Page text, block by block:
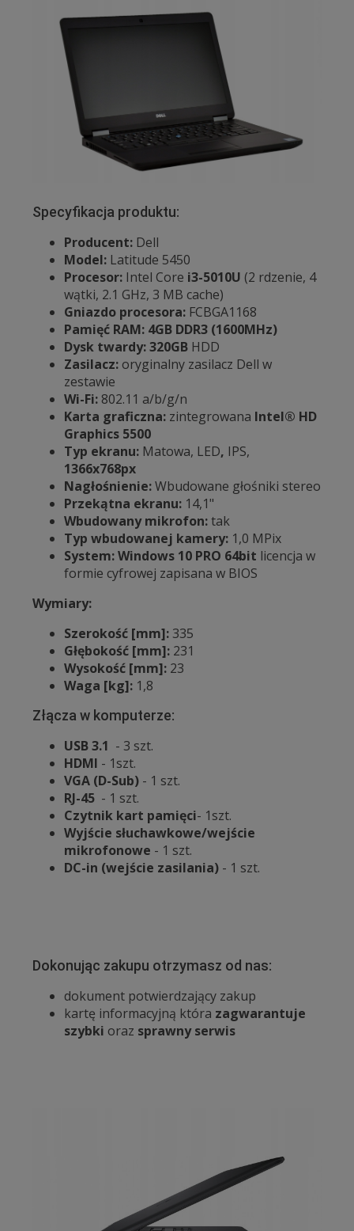
Specyfikacja produktu:
Producent: Dell
Model: Latitude 5450
Procesor: Intel Core i3-5010U (2 rdzenie, 4
wątki, 2.1 GHz, 3 MB cache)
Gniazdo procesora: FCBGA1168
Pamięć RAM: 4GB DDR3 (1600MHz)
Dysk twardy: 320GB HDD
Zasilacz: oryginalny zasilacz Dell w
zestawie
Wi-Fi: 802.11 a/b/g/n
Karta graficzna: zintegrowana Intel® HD
Graphics 5500
Typ ekranu: Matowa, LED, IPS,
1366x768px
Nagłośnienie:Wbudowane głośniki stereo
Przekątna ekranu: 14,1"
Wbudowany mikrofon:tak
Typ wbudowanej kamery: 1,0 MPix
System: Windows 10 PRO 64bit licencja w
formie cyfrowej zapisana w BIOS
Wymiary:
Szerokość [mm]: 335
Głębokość [mm]: 231
Wysokość [mm]: 23
Waga [kg]: 1,8
Złącza w komputerze:
USB 3.1 - 3 szt.
HDMI - 1szt.
VGA (D-Sub) - 1 szt.
RJ-45 - 1 szt.
Czytnik kart pamięci- 1szt.
Wyjście słuchawkowe/wejście
mikrofonowe - 1 szt.
DC-in (wejście zasilania) - 1 szt.
Dokonując zakupu otrzymasz od nas:
dokument potwierdzający zakup
kartę informacyjną która zagwarantuje
szybki oraz sprawny serwis